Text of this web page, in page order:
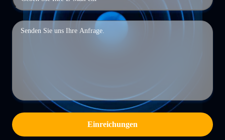
Einreichungen